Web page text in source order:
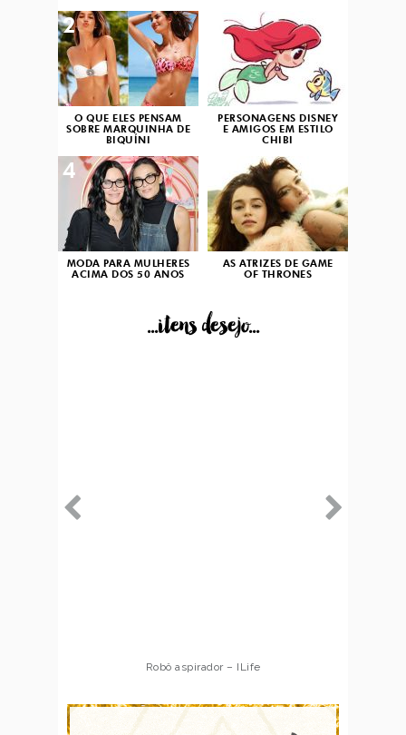
O QUE ELES PENSAM
SOBRE MARQUINHA DE
BIQUÍNI
2
PERSONAGENS DISNEY
E AMIGOS EM ESTILO
CHIBI
3
MODA PARA MULHERES
ACIMA DOS 50 ANOS
4
AS ATRIZES DE GAME
OF THRONES
...itens desejo...
Robô aspirador – ILife